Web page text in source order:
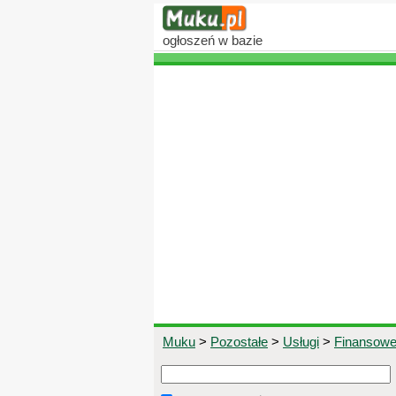
ogłoszeń w bazie
Muku > Pozostałe > Usługi > Finansowe